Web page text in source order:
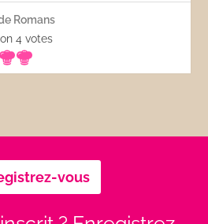
Romans
4votes
vous